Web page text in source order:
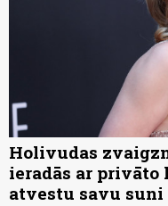
Holivudas
ieradās ar
atvestu savu